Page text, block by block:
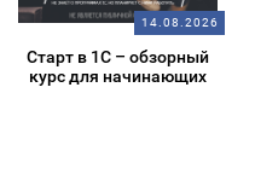
14.08.2026
Старт в 1С – обзорный
курс для начинающих